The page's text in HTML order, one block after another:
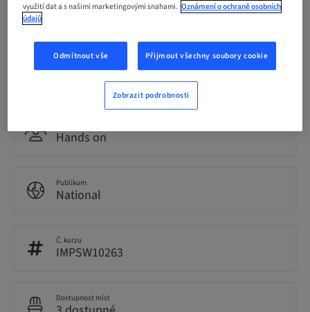
Jazyk
Body
0.00 Body
Hands on
Publikum
National
Č. kurzu
IMPSW10263
Dostupnost míst
využití dat a s našimi marketingovými snahami. Oznámení o ochraně osobních
údajů
Odmítnout vše Přijmout všechny soubory cookie
Zobrazit podrobnosti